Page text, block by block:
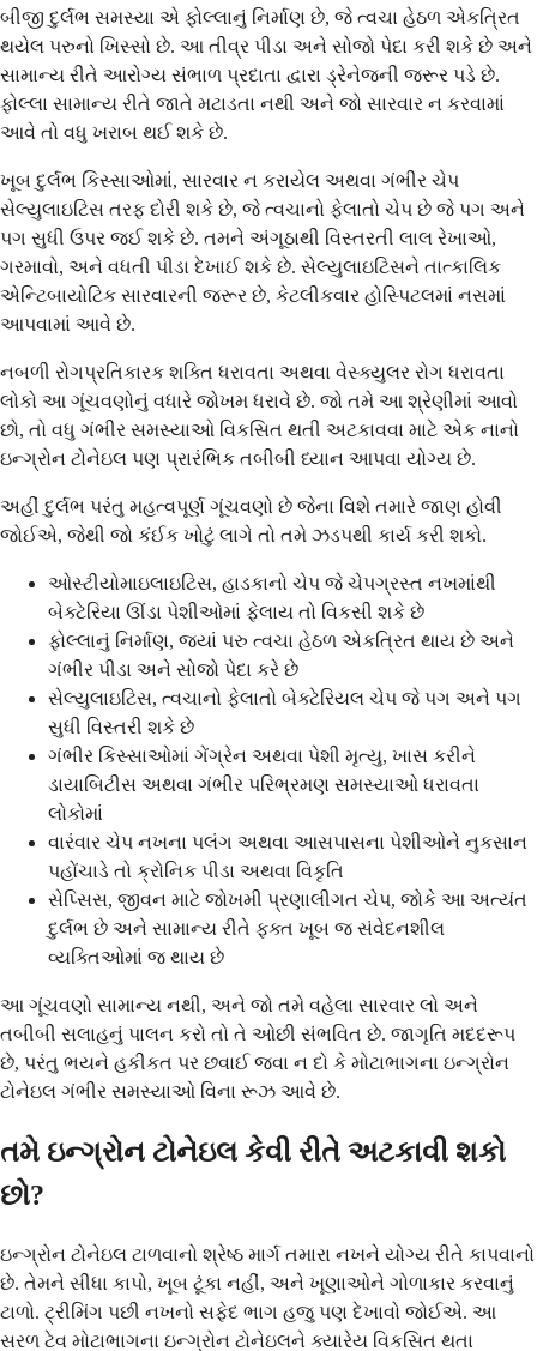
બીજી દુર્લભ સમસ્યા એ ફોલ્લાનું નિર્માણ છે, જે ત્વચા હેઠળ એકત્રિત
થયેલ પરુનો ખિસ્સો છે. આ તીવ્ર પીડા અને સોજો પેદા કરી શકે છે અને
સામાન્ય રીતે આરોગ્ય સંભાળ પ્રદાતા દ્વારા ડ્રેનેજની જરૂર પડે છે.
ફોલ્લા સામાન્ય રીતે જાતે મટાડતા નથી અને જો સારવાર ન કરવામાં
આવે તો વધુ ખરાબ થઈ શકે છે.
ખૂબ દુર્લભ કિસ્સાઓમાં, સારવાર ન કરાયેલ અથવા ગંભીર ચેપ
સેલ્યુલાઇટિસ તરફ દોરી શકે છે, જે ત્વચાનો ફેલાતો ચેપ છે જે પગ અને
પગ સુધી ઉપર જઈ શકે છે. તમને અંગૂઠાથી વિસ્તરતી લાલ રેખાઓ,
ગરમાવો, અને વધતી પીડા દેખાઈ શકે છે. સેલ્યુલાઇટિસને તાત્કાલિક
એન્ટિબાયોટિક સારવારની જરૂર છે, કેટલીકવાર હોસ્પિટલમાં નસમાં
આપવામાં આવે છે.
નબળી રોગપ્રતિકારક શક્તિ ધરાવતા અથવા વેસ્ક્યુલર રોગ ધરાવતા
લોકો આ ગૂંચવણોનું વધારે જોખમ ધરાવે છે. જો તમે આ શ્રેણીમાં આવો
છો, તો વધુ ગંભીર સમસ્યાઓ વિકસિત થતી અટકાવવા માટે એક નાનો
ઇન્ગ્રોન ટોનેઇલ પણ પ્રારંભિક તબીબી ધ્યાન આપવા યોગ્ય છે.
અહીં દુર્લભ પરંતુ મહત્વપૂર્ણ ગૂંચવણો છે જેના વિશે તમારે જાણ હોવી
જોઈએ, જેથી જો કંઈક ખોટું લાગે તો તમે ઝડપથી કાર્ય કરી શકો.
ઓસ્ટીયોમાઇલાઇટિસ, હાડકાનો ચેપ જે ચેપગ્રસ્ત નખમાંથી
બેક્ટેરિયા ઊંડા પેશીઓમાં ફેલાય તો વિકસી શકે છે
ફોલ્લાનું નિર્માણ, જ્યાં પરુ ત્વચા હેઠળ એકત્રિત થાય છે અને
ગંભીર પીડા અને સોજો પેદા કરે છે
સેલ્યુલાઇટિસ, ત્વચાનો ફેલાતો બેક્ટેરિયલ ચેપ જે પગ અને પગ
સુધી વિસ્તરી શકે છે
ગંભીર કિસ્સાઓમાં ગેંગ્રેન અથવા પેશી મૃત્યુ, ખાસ કરીને
ડાયાબિટીસ અથવા ગંભીર પરિભ્રમણ સમસ્યાઓ ધરાવતા
લોકોમાં
વારંવાર ચેપ નખના પલંગ અથવા આસપાસના પેશીઓને નુકસાન
પહોંચાડે તો ક્રોનિક પીડા અથવા વિકૃતિ
સેપ્સિસ, જીવન માટે જોખમી પ્રણાલીગત ચેપ, જોકે આ અત્યંત
દુર્લભ છે અને સામાન્ય રીતે ફક્ત ખૂબ જ સંવેદનશીલ
વ્યક્તિઓમાં જ થાય છે
આ ગૂંચવણો સામાન્ય નથી, અને જો તમે વહેલા સારવાર લો અને
તબીબી સલાહનું પાલન કરો તો તે ઓછી સંભવિત છે. જાગૃતિ મદદરૂપ
છે, પરંતુ ભયને હકીકત પર છવાઈ જવા ન દો કે મોટાભાગના ઇન્ગ્રોન
ટોનેઇલ ગંભીર સમસ્યાઓ વિના રૂઝ આવે છે.
તમે ઇન્ગ્રોન ટોનેઇલ કેવી રીતે અટકાવી શકો
છો?
ઇન્ગ્રોન ટોનેઇલ ટાળવાનો શ્રેષ્ઠ માર્ગ તમારા નખને યોગ્ય રીતે કાપવાનો
છે. તેમને સીધા કાપો, ખૂબ ટૂંકા નહીં, અને ખૂણાઓને ગોળાકાર કરવાનું
ટાળો. ટ્રીમિંગ પછી નખનો સફેદ ભાગ હજુ પણ દેખાવો જોઈએ. આ
સરળ ટેવ મોટાભાગના ઇન્ગ્રોન ટોનેઇલને ક્યારેય વિકસિત થતા